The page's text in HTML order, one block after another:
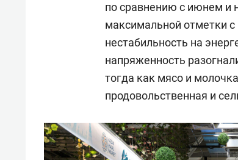
по сравнению с июнем и
максимальной отметки
нестабильность на
напряженность
тогда как мясо и
продовольственная и